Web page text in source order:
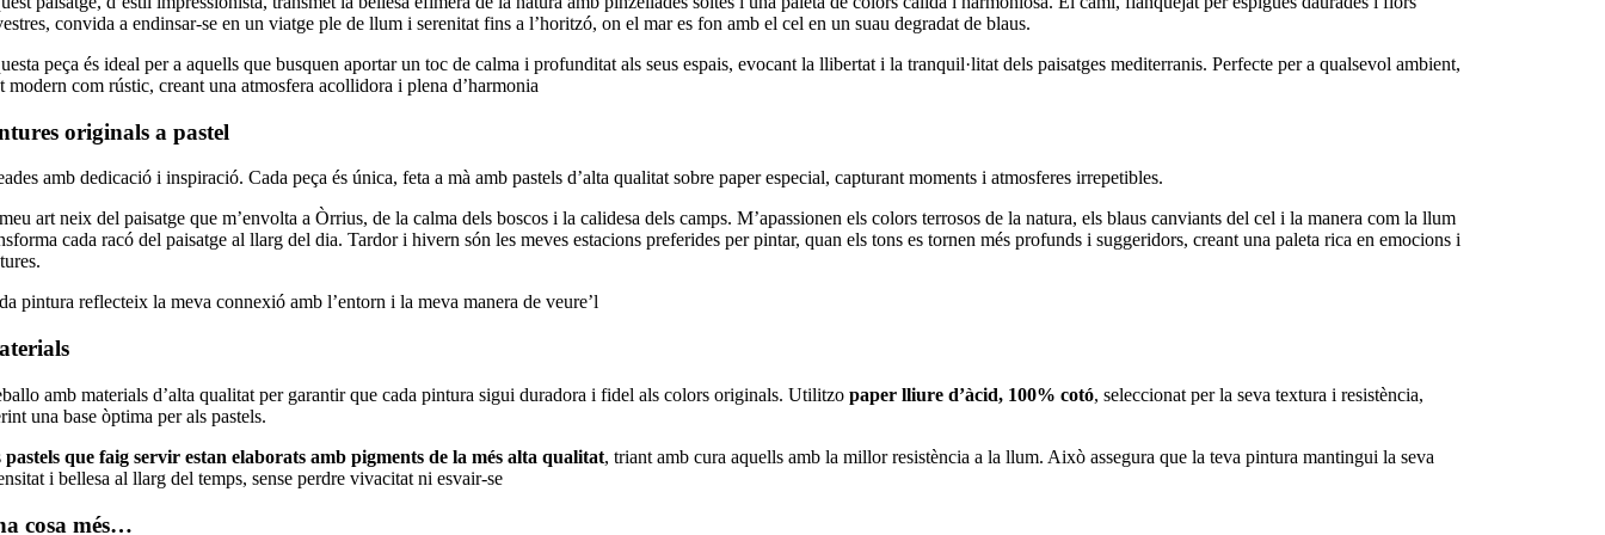
convida a endinsar-se en un viatge ple de llum i serenitat fins a l’horitzó, on el mar es fon amb el cel en un suau degradat de blaus.
peça és ideal per a aquells que busquen aportar un toc de calma i profunditat als seus espais, evocant la llibertat i la tranquil·litat dels paisatges mediterranis. Perfecte per a qualsevol ambient,
modern com rústic, creant una atmosfera acollidora i plena d’harmonia
originals a pastel
amb dedicació i inspiració. Cada peça és única, feta a mà amb pastels d’alta qualitat sobre paper especial, capturant moments i atmosferes irrepetibles.
art neix del paisatge que m’envolta a Òrrius, de la calma dels boscos i la calidesa dels camps. M’apassionen els colors terrosos de la natura, els blaus canviants del cel i la manera com la llum
cada racó del paisatge al llarg del dia. Tardor i hivern són les meves estacions preferides per pintar, quan els tons es tornen més profunds i suggeridors, creant una paleta rica en emocions i
pintura reflecteix la meva connexió amb l’entorn i la meva manera de veure’l
amb materials d’alta qualitat per garantir que cada pintura sigui duradora i fidel als colors originals. Utilitzopaper lliure d’àcid, 100% cotó, seleccionat per la seva textura i resistència,
una base òptima per als pastels.
pastels que faig servir estan elaborats amb pigments de la més alta qualitat, triant amb cura aquells amb la millor resistència a la llum. Això assegura que la teva pintura mantingui la seva
i bellesa al llarg del temps, sense perdre vivacitat ni esvair-se
cosa més…